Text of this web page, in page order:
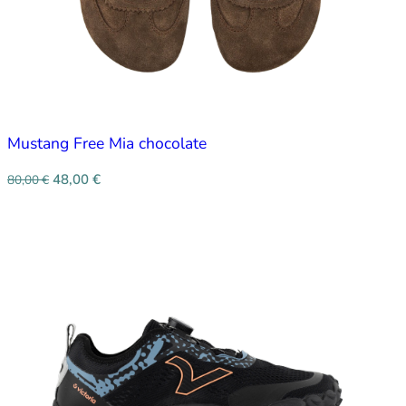
Mustang Free Mia chocolate
80,00€ 48,00 €